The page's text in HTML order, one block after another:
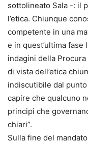
sottolineato Sala -: il
l’etica. Chiunque
competente in una
e in quest’ultima
indagini della
di vista dell’etica
indiscutibile dal
capire che qualcuno
principi che
chiari”.
Sulla fine del